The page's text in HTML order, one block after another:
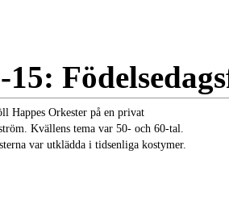
15:
Happes Orkester på en privat
Kvällens tema var 50- och 60-tal.
var utklädda i tidsenliga kostymer.